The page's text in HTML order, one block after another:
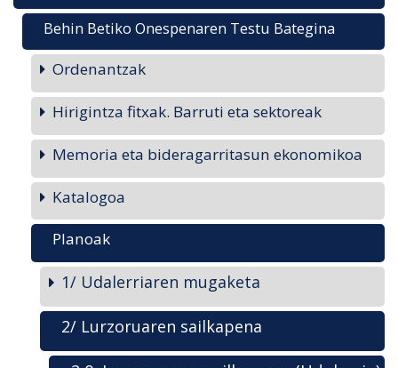
Behin Betiko Onespenaren Testu Bategina
Ordenantzak
Hirigintza fitxak. Barruti eta sektoreak
Memoria eta bideragarritasun ekonomikoa
Katalogoa
Planoak
1/ Udalerriaren mugaketa
2/ Lurzoruaren sailkapena